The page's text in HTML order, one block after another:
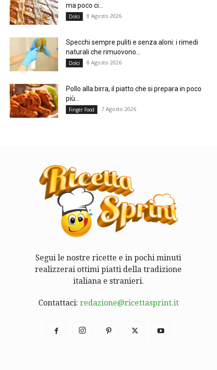
ma poco ci...
Dolci 8 Agosto 2026
Specchi sempre puliti e senza aloni: i rimedi
naturali che rimuovono...
Dolci 8 Agosto 2026
Pollo alla birra, il piatto che si prepara in poco
più...
Finger Food 7 Agosto 2026
Segui le nostre ricette e in pochi minuti
realizzerai ottimi piatti della tradizione
italiana e stranieri.
Contattaci: redazione@ricettasprint.it